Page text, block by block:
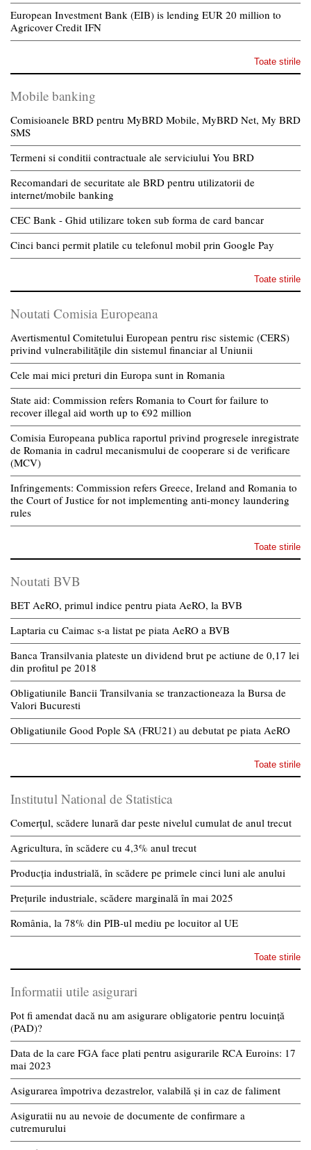
European Investment Bank (EIB) is lending EUR 20 million to
Agricover Credit IFN
Toate stirile
Mobile banking
Comisioanele BRD pentru MyBRD Mobile, MyBRD Net, My BRD
SMS
Termeni si conditii contractuale ale serviciului You BRD
Recomandari de securitate ale BRD pentru utilizatorii de
internet/mobile banking
CEC Bank - Ghid utilizare token sub forma de card bancar
Cinci banci permit platile cu telefonul mobil prin Google Pay
Toate stirile
Noutati Comisia Europeana
Avertismentul Comitetului European pentru risc sistemic (CERS)
privind vulnerabilitățile din sistemul financiar al Uniunii
Cele mai mici preturi din Europa sunt in Romania
State aid: Commission refers Romania to Court for failure to
recover illegal aid worth up to €92 million
Comisia Europeana publica raportul privind progresele inregistrate
de Romania in cadrul mecanismului de cooperare si de verificare
(MCV)
Infringements: Commission refers Greece, Ireland and Romania to
the Court of Justice for not implementing anti-money laundering
rules
Toate stirile
Noutati BVB
BET AeRO, primul indice pentru piata AeRO, la BVB
Laptaria cu Caimac s-a listat pe piata AeRO a BVB
Banca Transilvania plateste un dividend brut pe actiune de 0,17 lei
din profitul pe 2018
Obligatiunile Bancii Transilvania se tranzactioneaza la Bursa de
Valori Bucuresti
Obligatiunile Good Pople SA (FRU21) au debutat pe piata AeRO
Toate stirile
Institutul National de Statistica
Comerțul, scădere lunară dar peste nivelul cumulat de anul trecut
Agricultura, în scădere cu 4,3% anul trecut
Producția industrială, în scădere pe primele cinci luni ale anului
Prețurile industriale, scădere marginală în mai 2025
România, la 78% din PIB-ul mediu pe locuitor al UE
Toate stirile
Informatii utile asigurari
Pot fi amendat dacă nu am asigurare obligatorie pentru locuință
(PAD)?
Data de la care FGA face plati pentru asigurarile RCA Euroins: 17
mai 2023
Asigurarea împotriva dezastrelor, valabilă și in caz de faliment
Asiguratii nu au nevoie de documente de confirmare a
cutremurului